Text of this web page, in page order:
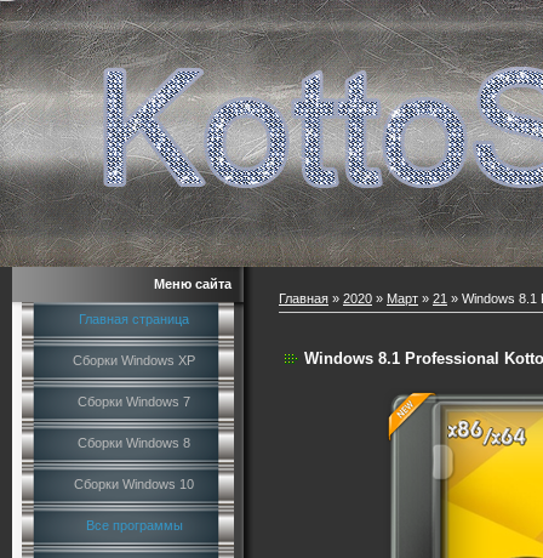
Меню сайта
Главная страница
Сборки Windows XP
Сборки Windows 7
Сборки Windows 8
Сборки Windows 10
Все программы
Главная » 2020 » Март » 21 » Windows 8.1
Windows 8.1 Professional